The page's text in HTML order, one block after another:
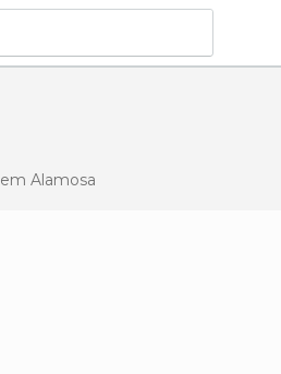
em Alamosa